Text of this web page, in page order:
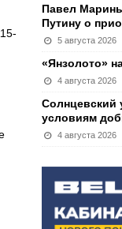
Павел
Путину о
5 августа 2026
«Янзолото»
4 августа 2026
Солнцевский
условиям
4 августа 2026